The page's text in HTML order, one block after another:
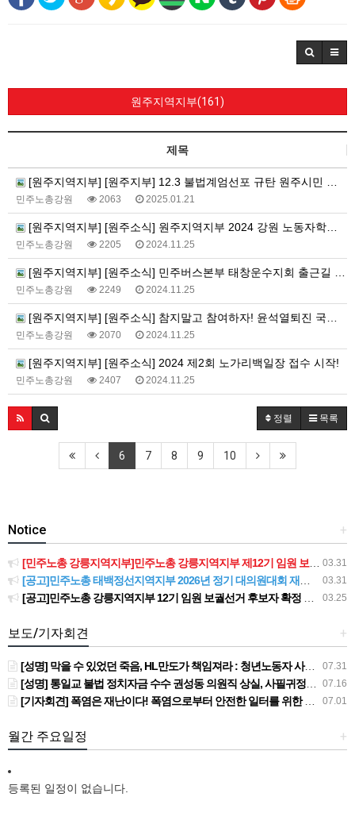
원주지역지부(161)
제목
[원주지역지부] [원주지부] 12.3 불법계엄선포 규탄 원주시민 기자회견
민주노총강원 2063 2025.01.21
[원주지역지부] [원주소식] 원주지역지부 2024 강원 노동자학교 진행!
민주노총강원 2205 2024.11.25
[원주지역지부] [원주소식] 민주버스본부 태창운수지회 출근길 선전전!
민주노총강원 2249 2024.11.25
[원주지역지부] [원주소식] 참지말고 참여하자! 윤석열퇴진 국민투표
민주노총강원 2070 2024.11.25
[원주지역지부] [원주소식] 2024 제2회 노가리백일장 접수 시작!
민주노총강원 2407 2024.11.25
정렬 목록
6 7 8 9 10
+
Notice
03.31
[민주노총 강릉지역지부]민주노총 강릉지역지부 제12기 임원 보궐선거결과 공고
03.31
[공고]민주노총 태백정선지역지부 2026년 정기 대의원대회 재소집 건
03.25
[공고]민주노총 강릉지역지부 12기 임원 보궐선거 후보자 확정 공고
+
보도/기자회견
07.31
[성명] 막을 수 있었던 죽음, HL만도가 책임져라 : 청년노동자 사망사고의 철저한 진상규명과 재발방지 대책 마련하라
07.16
[성명] 통일교 불법 정치자금 수수 권성동 의원직 상실, 사필귀정이다
07.01
[기자회견] 폭염은 재난이다! 폭염으로부터 안전한 일터를 위한 민주노총 강원지역본부 폭염감시단 선포 기자회견
+
월간 주요일정
등록된 일정이 없습니다.